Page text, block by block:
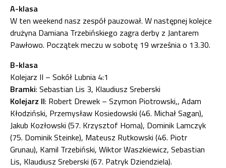
A-klasa
W ten weekend nasz zespół pauzował. W następnej kolejce
drużyna Damiana Trzebińskiego zagra derby z Jantarem
Pawłowo. Początek meczu w sobotę 19 września o 13.30.
B-klasa
Kolejarz II – Sokół Lubnia 4:1
Bramki: Sebastian Lis 3, Klaudiusz Sreberski
Kolejarz II: Robert Drewek – Szymon Piotrowski,, Adam
Kłodziński, Przemysław Kosiedowski (46. Michał Sagan),
Jakub Kozłowski (57. Krzysztof Homa), Dominik Lamczyk
(75. Dominik Steinke), Mateusz Rutkowski (46. Piotr
Grunau), Kamil Trzebiński, Wiktor Waszkiewicz, Sebastian
Lis, Klaudiusz Sreberski (67. Patryk Dziendziela).